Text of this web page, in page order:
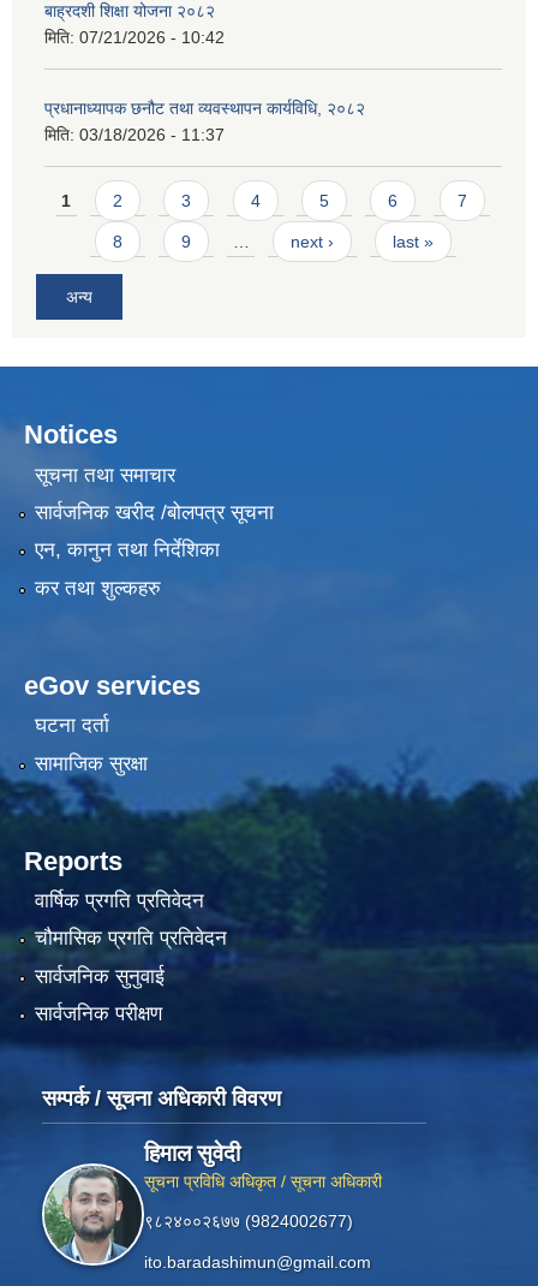
बाह्रदशी शिक्षा योजना २०८२
मिति: 07/21/2026 - 10:42
प्रधानाध्यापक छनौट तथा व्यवस्थापन कार्यविधि, २०८२
मिति: 03/18/2026 - 11:37
Pages
1 2 3 4 5 6 7
8 9 next › last »
अन्य
Notices
सूचना तथा समाचार
सार्वजनिक खरीद /बोलपत्र सूचना
एन, कानुन तथा निर्देशिका
कर तथा शुल्कहरु
eGov services
घटना दर्ता
सामाजिक सुरक्षा
Reports
वार्षिक प्रगति प्रतिवेदन
चौमासिक प्रगति प्रतिवेदन
सार्वजनिक सुनुवाई
सार्वजनिक परीक्षण
सम्पर्क / सूचना अधिकारी विवरण
हिमाल सुवेदी
सूचना प्रविधि अधिकृत / सूचना अधिकारी
९८२४००२६७७ (9824002677)
ito.baradashimun@gmail.com